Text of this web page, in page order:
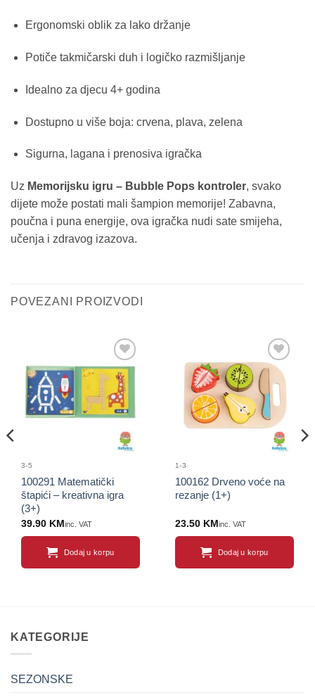
Ergonomski oblik za lako držanje
Potiče takmičarski duh i logičko razmišljanje
Idealno za djecu 4+ godina
Dostupno u više boja: crvena, plava, zelena
Sigurna, lagana i prenosiva igračka
Uz Memorijsku igru – Bubble Pops kontroler, svako
dijete može postati mali šampion memorije! Zabavna,
poučna i puna energije, ova igračka nudi sate smijeha,
učenja i zdravog izazova.
POVEZANI PROIZVODI
Sačuvaj
proizvod
3-5
100291 Matematički
štapići – kreativna igra
(3+)
39.90 KM inc. VAT
Dodaj u korpu
Sačuvaj
proizvod
1-3
100162 Drveno voće na
rezanje (1+)
23.50 KM inc. VAT
Dodaj u korpu
KATEGORIJE
SEZONSKE